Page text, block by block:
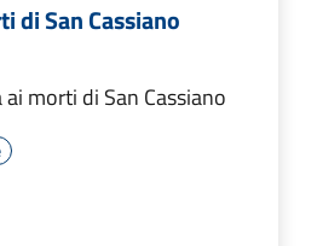
di San Cassiano
morti di San Cassiano